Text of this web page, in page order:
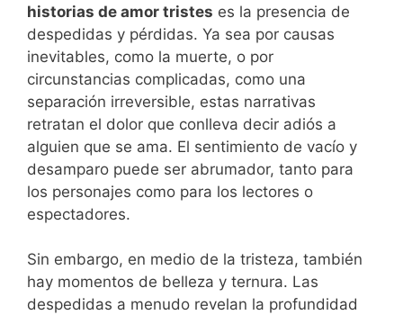
historias de amor tristes es la presencia de
despedidas y pérdidas. Ya sea por causas
inevitables, como la muerte, o por
circunstancias complicadas, como una
separación irreversible, estas narrativas
retratan el dolor que conlleva decir adiós a
alguien que se ama. El sentimiento de vacío y
desamparo puede ser abrumador, tanto para
los personajes como para los lectores o
espectadores.
Sin embargo, en medio de la tristeza, también
hay momentos de belleza y ternura. Las
despedidas a menudo revelan la profundidad